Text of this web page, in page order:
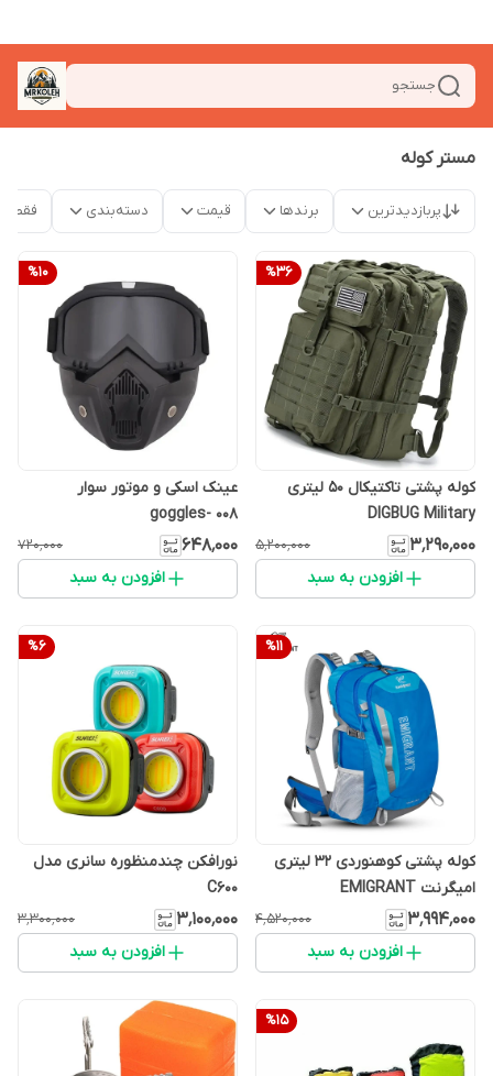
جستجو
مستر کوله
پربازدیدترین برندها قیمت دسته‌بندی فقط
%36
کوله پشتی تاکتیکال 50 لیتری
DIGBUG Military
۳٬۲۹۰٬۰۰۰ ۵٬۲۰۰٬۰۰۰
افزودن به سبد
%10
عینک اسکی و موتور سوار
goggles- 008
۶۴۸٬۰۰۰ ۷۲۰٬۰۰۰
افزودن به سبد
%11
کوله پشتی کوهنوردی 32 لیتری
امیگرنت EMIGRANT
۳٬۹۹۴٬۰۰۰ ۴٬۵۲۰٬۰۰۰
افزودن به سبد
%6
نورافکن چندمنظوره سانری مدل
C600
۳٬۱۰۰٬۰۰۰ ۳٬۳۰۰٬۰۰۰
افزودن به سبد
%15